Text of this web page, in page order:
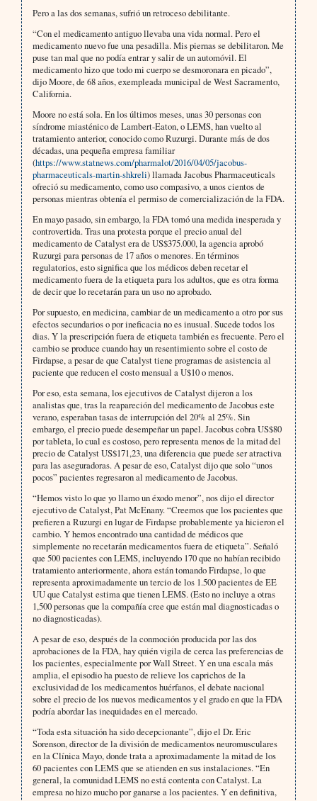
Pero a las dos semanas, sufrió un retroceso debilitante.
“Con el medicamento antiguo llevaba una vida normal. Pero el
medicamento nuevo fue una pesadilla. Mis piernas se debilitaron. Me
puse tan mal que no podía entrar y salir de un automóvil. El
medicamento hizo que todo mi cuerpo se desmoronara en picado”,
dijo Moore, de 68 años, exempleada municipal de West Sacramento,
California.
Moore no está sola. En los últimos meses, unas 30 personas con
síndrome miasténico de Lambert-Eaton, o LEMS, han vuelto al
tratamiento anterior, conocido como Ruzurgi. Durante más de dos
décadas, una pequeña empresa familiar
(https://www.statnews.com/pharmalot/2016/04/05/jacobus-
pharmaceuticals-martin-shkreli) llamada Jacobus Pharmaceuticals
ofreció su medicamento, como uso compasivo, a unos cientos de
personas mientras obtenía el permiso de comercialización de la FDA.
En mayo pasado, sin embargo, la FDA tomó una medida inesperada y
controvertida. Tras una protesta porque el precio anual del
medicamento de Catalyst era de US$375.000, la agencia aprobó
Ruzurgi para personas de 17 años o menores. En términos
regulatorios, esto significa que los médicos deben recetar el
medicamento fuera de la etiqueta para los adultos, que es otra forma
de decir que lo recetarán para un uso no aprobado.
Por supuesto, en medicina, cambiar de un medicamento a otro por sus
efectos secundarios o por ineficacia no es inusual. Sucede todos los
dias. Y la prescripción fuera de etiqueta también es frecuente. Pero el
cambio se produce cuando hay un resentimiento sobre el costo de
Firdapse, a pesar de que Catalyst tiene programas de asistencia al
paciente que reducen el costo mensual a U$10 o menos.
Por eso, esta semana, los ejecutivos de Catalyst dijeron a los
analistas que, tras la reapareción del medicamento de Jacobus este
verano, esperaban tasas de interrupción del 20% al 25%. Sin
embargo, el precio puede desempeñar un papel. Jacobus cobra US$80
por tableta, lo cual es costoso, pero representa menos de la mitad del
precio de Catalyst US$171,23, una diferencia que puede ser atractiva
para las aseguradoras. A pesar de eso, Catalyst dijo que solo “unos
pocos” pacientes regresaron al medicamento de Jacobus.
“Hemos visto lo que yo llamo un éxodo menor”, nos dijo el director
ejecutivo de Catalyst, Pat McEnany. “Creemos que los pacientes que
prefieren a Ruzurgi en lugar de Firdapse probablemente ya hicieron el
cambio. Y hemos encontrado una cantidad de médicos que
simplemente no recetarán medicamentos fuera de etiqueta”. Señaló
que 500 pacientes con LEMS, incluyendo 170 que no habían recibido
tratamiento anteriormente, ahora están tomando Firdapse, lo que
representa aproximadamente un tercio de los 1.500 pacientes de EE
UU que Catalyst estima que tienen LEMS. (Esto no incluye a otras
1,500 personas que la compañía cree que están mal diagnosticadas o
no diagnosticadas).
A pesar de eso, después de la conmoción producida por las dos
aprobaciones de la FDA, hay quién vigila de cerca las preferencias de
los pacientes, especialmente por Wall Street. Y en una escala más
amplia, el episodio ha puesto de relieve los caprichos de la
exclusividad de los medicamentos huérfanos, el debate nacional
sobre el precio de los nuevos medicamentos y el grado en que la FDA
podría abordar las inequidades en el mercado.
“Toda esta situación ha sido decepcionante”, dijo el Dr. Eric
Sorenson, director de la división de medicamentos neuromusculares
en la Clínica Mayo, donde trata a aproximadamente la mitad de los
60 pacientes con LEMS que se atienden en sus instalaciones. “En
general, la comunidad LEMS no está contenta con Catalyst. La
empresa no hizo mucho por ganarse a los pacientes. Y en definitiva,